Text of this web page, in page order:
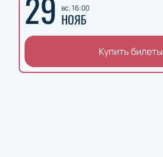
вс, 16:00
НОЯБ
Купить билеты